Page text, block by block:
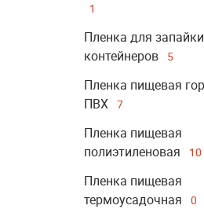
1
Пленка для
контейнеров
5
Пленка пищевая
ПВХ 7
Пленка пищевая
полиэтиленовая
10
Пленка пищевая
термоусадочная
0